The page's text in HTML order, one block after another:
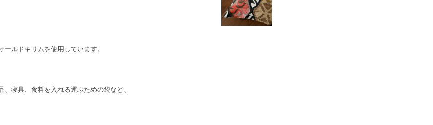
ルドキリムを使用しています。
寝具、食料を入れる運ぶための袋など、